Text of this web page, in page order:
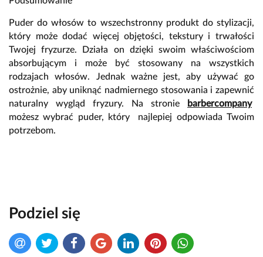
Puder do włosów to wszechstronny produkt do stylizacji,
który może dodać więcej objętości, tekstury i trwałości
Twojej fryzurze. Działa on dzięki swoim właściwościom
absorbującym i może być stosowany na wszystkich
rodzajach włosów. Jednak ważne jest, aby używać go
ostrożnie, aby uniknąć nadmiernego stosowania i zapewnić
naturalny wygląd fryzury. Na stronie
barbercompany
możesz wybrać puder, który najlepiej odpowiada Twoim
potrzebom.
Podziel się